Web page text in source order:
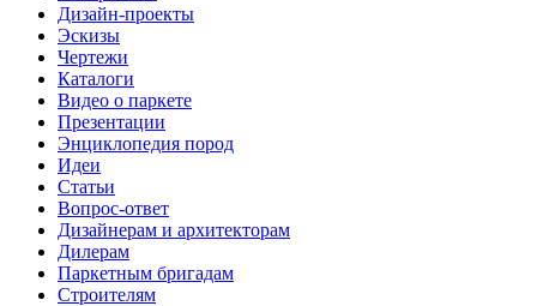
Дизайн-проекты
Эскизы
Чертежи
Каталоги
Видео о паркете
Презентации
Энциклопедия пород
Идеи
Статьи
Вопрос-ответ
Дизайнерам и архитекторам
Дилерам
Паркетным бригадам
Строителям